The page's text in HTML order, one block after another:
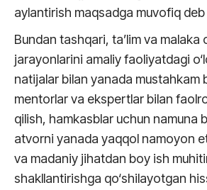
aylantirish maqsadga muvofiq
Bundan tashqari, ta’lim va malaka
jarayonlarini amaliy faoliyatdagi
natijalar bilan yanada mustahkam
mentorlar va ekspertlar bilan
qilish, hamkasblar uchun namuna
atvorni yanada yaqqol namoyon
va madaniy jihatdan boy ish
shakllantirishga qo‘shilayotgan